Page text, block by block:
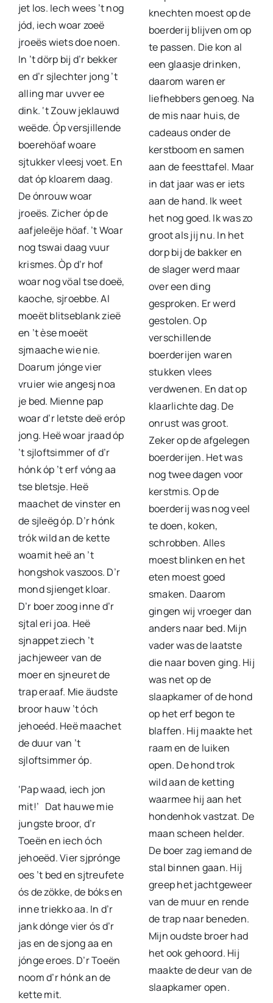
jet los. Iech wees ’t nog
jód, iech woar zoeë
jroeës wiets doe noen.
In ’t dörp bij d’r bekker
en d’r sjlechter jong ’t
alling mar uvver ee
dink. ‘t Zouw jeklauwd
weëde. Óp versjillende
boerehöaf woare
sjtukker vleesj voet. En
dat óp kloarem daag.
De ónrouw woar
jroeës. Zicher óp de
aafjeleëje höaf. ’t Woar
nog tswai daag vuur
krismes. Òp d’r hof
woar nog vöal tse doeë,
kaoche, sjroebbe. Al
moeët blitseblank zieë
en ’t èse moeët
sjmaache wie nie.
Doarum jónge vier
vruier wie angesj noa
je bed. Mienne pap
woar d’r letste deë eróp
jong. Heë woar jraad óp
’t sjloftsimmer of d’r
hónk óp ’t erf vóng aa
tse bletsje. Heë
maachet de vinster en
de sjleëg óp. D’r hónk
trók wild an de kette
woamit heë an ’t
hongshok vaszoos. D’r
mond sjienget kloar.
D’r boer zoog inne d’r
sjtal eri joa. Heë
sjnappet ziech ’t
jachjeweer van de
moer en sjneuret de
trap eraaf. Mie äudste
broor hauw ’t óch
jehoeéd. Heë maachet
de duur van ’t
sjloftsimmer óp.
‘Pap waad, iech jon
mit!’ Dat hauwe mie
jungste broor, d’r
Toeën en iech óch
jehoeëd. Vier sjprónge
oes ’t bed en sjtreufete
ós de zökke, de bóks en
inne triekko aa. In d’r
jank dónge vier ós d’r
jas en de sjong aa en
jónge eroes. D’r Toeën
noom d’r hónk an de
kette mit.
knechten moest op de
boerderij blijven om op
te passen. Die kon al
een glaasje drinken,
daarom waren er
liefhebbers genoeg. Na
de mis naar huis, de
cadeaus onder de
kerstboom en samen
aan de feesttafel. Maar
in dat jaar was er iets
aan de hand. Ik weet
het nog goed. Ik was zo
groot als jij nu. In het
dorp bij de bakker en
de slager werd maar
over een ding
gesproken. Er werd
gestolen. Op
verschillende
boerderijen waren
stukken vlees
verdwenen. En dat op
klaarlichte dag. De
onrust was groot.
Zeker op de afgelegen
boerderijen. Het was
nog twee dagen voor
kerstmis. Op de
boerderij was nog veel
te doen, koken,
schrobben. Alles
moest blinken en het
eten moest goed
smaken. Daarom
gingen wij vroeger dan
anders naar bed. Mijn
vader was de laatste
die naar boven ging. Hij
was net op de
slaapkamer of de hond
op het erf begon te
blaffen. Hij maakte het
raam en de luiken
open. De hond trok
wild aan de ketting
waarmee hij aan het
hondenhok vastzat. De
maan scheen helder.
De boer zag iemand de
stal binnen gaan. Hij
greep het jachtgeweer
van de muur en rende
de trap naar beneden.
Mijn oudste broer had
het ook gehoord. Hij
maakte de deur van de
slaapkamer open.